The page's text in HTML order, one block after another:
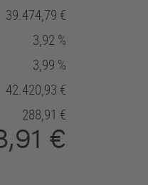
39.474,79
3,92 %
3,99 %
42.420,93
288,91